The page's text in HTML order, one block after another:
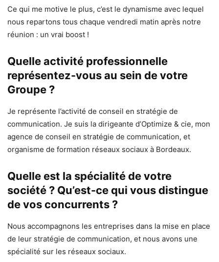
Ce qui me motive le plus, c’est le dynamisme avec lequel
nous repartons tous chaque vendredi matin après notre
réunion : un vrai boost !
Quelle activité professionnelle
représentez-vous au sein de votre
Groupe ?
Je représente l’activité de conseil en stratégie de
communication. Je suis la dirigeante d’Optimize & cie, mon
agence de conseil en stratégie de communication, et
organisme de formation réseaux sociaux à Bordeaux.
Quelle est la spécialité de votre
société ? Qu’est-ce qui vous distingue
de vos concurrents ?
Nous accompagnons les entreprises dans la mise en place
de leur stratégie de communication, et nous avons une
spécialité sur les réseaux sociaux.